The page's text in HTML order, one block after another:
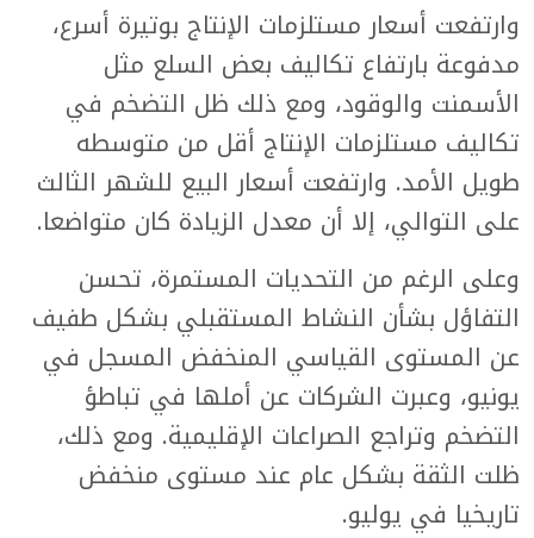
وارتفعت أسعار مستلزمات الإنتاج بوتيرة أسرع،
مدفوعة بارتفاع تكاليف بعض السلع مثل
الأسمنت والوقود، ومع ذلك ظل التضخم في
تكاليف مستلزمات الإنتاج أقل من متوسطه
طويل الأمد. وارتفعت أسعار البيع للشهر الثالث
على التوالي، إلا أن معدل الزيادة كان متواضعا.
وعلى الرغم من التحديات المستمرة، تحسن
التفاؤل بشأن النشاط المستقبلي بشكل طفيف
عن المستوى القياسي المنخفض المسجل في
يونيو، وعبرت الشركات عن أملها في تباطؤ
التضخم وتراجع الصراعات الإقليمية. ومع ذلك،
ظلت الثقة بشكل عام عند مستوى منخفض
تاريخيا في يوليو.